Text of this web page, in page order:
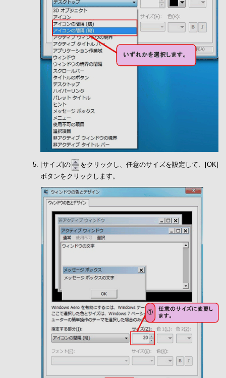
[サイズ]の
をクリックし、任意のサイズを設定して、[OK]
ボタンをクリックします。